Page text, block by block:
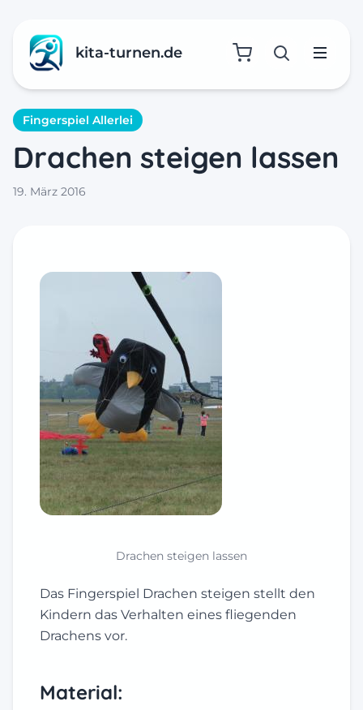
kita-turnen.de SucheMenü
Fingerspiel Allerlei
Drachen steigen lassen
19. März 2016
Drachen steigen lassen
Das Fingerspiel Drachen steigen stellt den
Kindern das Verhalten eines fliegenden
Drachens vor.
Material: